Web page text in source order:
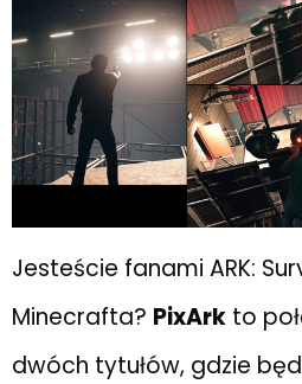
Jesteście fanami ARK:
Minecrafta? PixArk to
dwóch tytułów, gdzie